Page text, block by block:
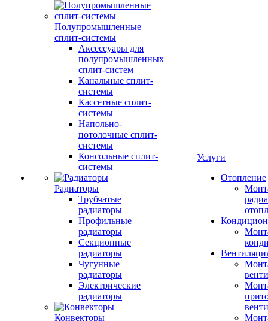
Полупромышленные
сплит-системы
Аксессуары для
полупромышленных
сплит-систем
Канальные сплит-
системы
Кассетные сплит-
системы
Напольно-
потолочные сплит-
системы
Консольные сплит-
системы
Радиаторы
Трубчатые
радиаторы
Профильные
радиаторы
Секционные
радиаторы
Чугунные
радиаторы
Электрические
радиаторы
Конвекторы
Услуги
Отопление